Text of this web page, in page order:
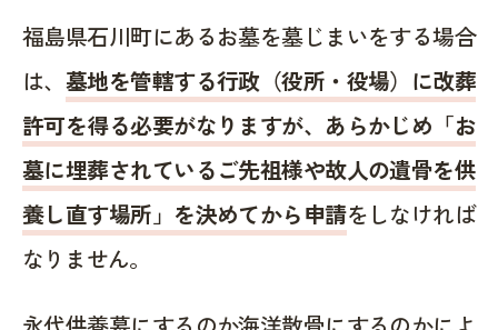
福島県石川町にあるお墓を墓じまいをする場合
は、 墓地を管轄する行政（役所・役場）に改葬
許可を得る必要がなりますが、あらかじめ「お
墓に埋葬されているご先祖様や故人の遺骨を供
養し直す場所」を決めてから申請をしなければ
なりません。